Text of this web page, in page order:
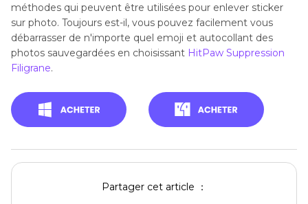
méthodes qui peuvent être utilisées pour enlever sticker
sur photo. Toujours est-il, vous pouvez facilement vous
débarrasser de n'importe quel emoji et autocollant des
photos sauvegardées en choisissant HitPaw Suppression
Filigrane.
Partager cet article ：